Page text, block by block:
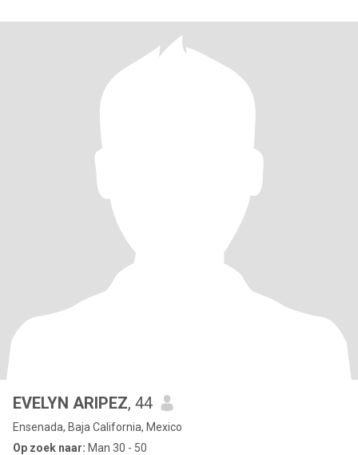
EVELYN ARIPEZ, 44
Ensenada, Baja California, Mexico
Op zoek naar: Man 30 - 50